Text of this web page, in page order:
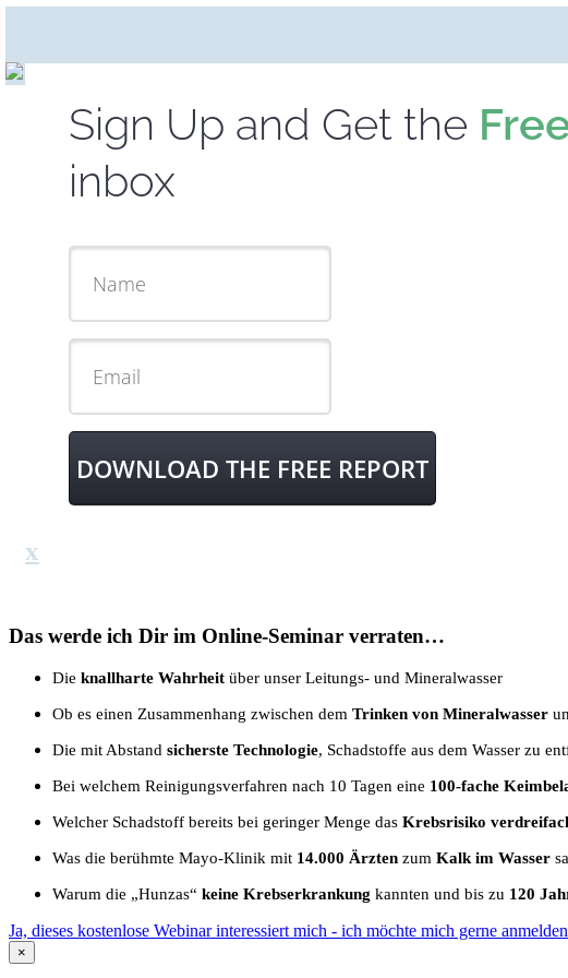
Sign Up and Get the
inbox
DOWNLOAD THE FREE REPORT
x
Das werde ich Dir im Online-Seminar verraten…
Die knallharte Wahrheit über unser Leitungs- und Mineralwasser
Ob es einen Zusammenhang zwischen dem Trinken von Mineralwasser
Die mit Abstand sicherste Technologie, Schadstoffe aus dem Wasser zu
Bei welchem Reinigungsverfahren nach 10 Tagen eine 100-fache
Welcher Schadstoff bereits bei geringer Menge das Krebsrisiko
Was die berühmte Mayo-Klinik mit 14.000 Ärzten zum Kalk im Wasser
Warum die „Hunzas“ keine Krebserkrankung kannten und bis zu 120
Ja, dieses kostenlose Webinar interessiert mich - ich möchte mich gerne
×